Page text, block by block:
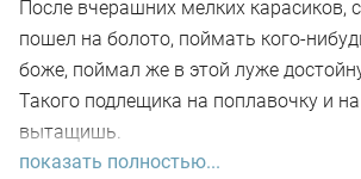
После вчерашних мелких карасиков,
пошел на болото, поймать кого-
боже, поймал же в этой луже
Такого подлещика на поплавочку и
вытащишь.
показать полностью...